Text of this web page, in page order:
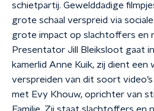
schietpartij. Gewelddadige
grote schaal verspreid via
grote impact op slachtoffers en
Presentator Jill Bleiksloot gaat
kamerlid Anne Kuik, zij dient
verspreiden van dit soort
met Evy Khouw, oprichter van